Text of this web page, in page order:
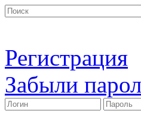
Регистрация
Забыли